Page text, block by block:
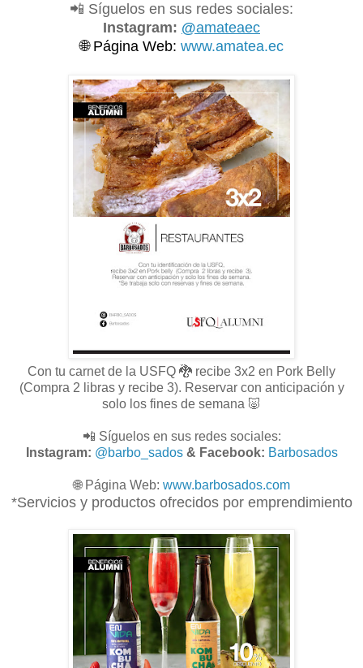
📲 Síguelos en sus redes sociales:
Instagram: @amateaec
🌐 Página Web: www.amatea.ec
Con tu carnet de la USFQ 🐉 recibe 3x2 en Pork Belly
(Compra 2 libras y recibe 3). Reservar con anticipación y
solo los fines de semana 🐷
📲 Síguelos en sus redes sociales:
Instagram: @barbo_sados& Facebook: Barbosados
🌐 Página Web: www.barbosados.com
*Servicios y productos ofrecidos por emprendimiento